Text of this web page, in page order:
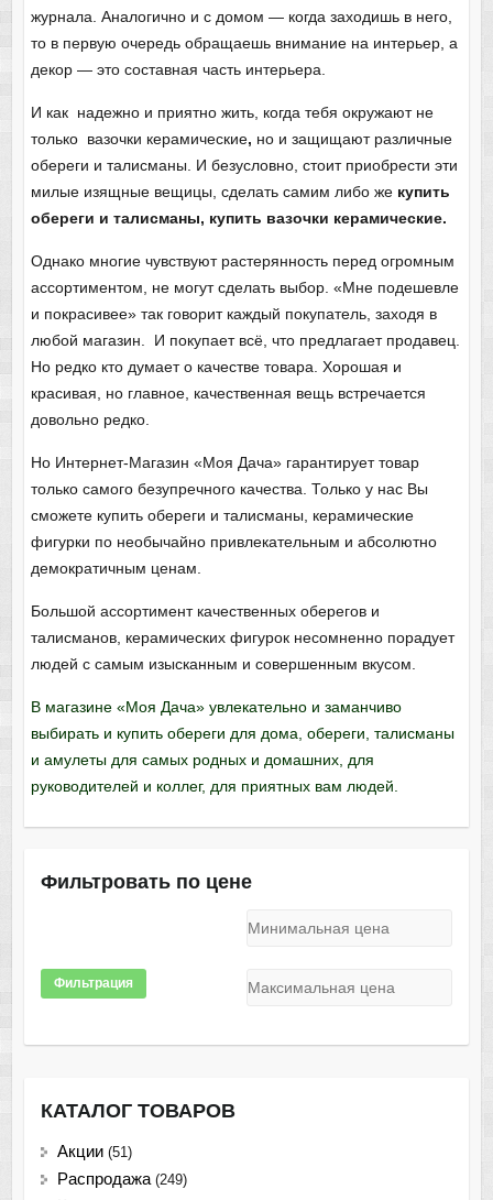
журнала. Аналогично и с домом — когда заходишь в него,
то в первую очередь обращаешь внимание на интерьер, а
декор — это составная часть интерьера.
И как надежно и приятно жить, когда тебя окружают не
только вазочки керамические, но и защищают различные
обереги и талисманы. И безусловно, стоит приобрести эти
милые изящные вещицы, сделать самим либо же купить
обереги и талисманы, купить вазочки керамические.
Однако многие чувствуют растерянность перед огромным
ассортиментом, не могут сделать выбор. «Мне подешевле
и покрасивее» так говорит каждый покупатель, заходя в
любой магазин. И покупает всё, что предлагает продавец.
Но редко кто думает о качестве товара. Хорошая и
красивая, но главное, качественная вещь встречается
довольно редко.
Но Интернет-Магазин «Моя Дача» гарантирует товар
только самого безупречного качества. Только у нас Вы
сможете купить обереги и талисманы, керамические
фигурки по необычайно привлекательным и абсолютно
демократичным ценам.
Большой ассортимент качественных оберегов и
талисманов, керамических фигурок несомненно порадует
людей с самым изысканным и совершенным вкусом.
В магазине «Моя Дача» увлекательно и заманчиво
выбирать и купить обереги для дома, обереги, талисманы
и амулеты для самых родных и домашних, для
руководителей и коллег, для приятных вам людей.
Фильтровать по цене
Фильтрация
КАТАЛОГ ТОВАРОВ
Акции (51)
Распродажа (249)